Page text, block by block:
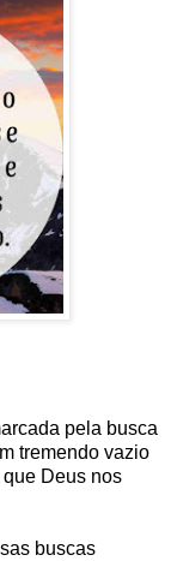
pela busca
tremendo vazio
Deus nos
buscas